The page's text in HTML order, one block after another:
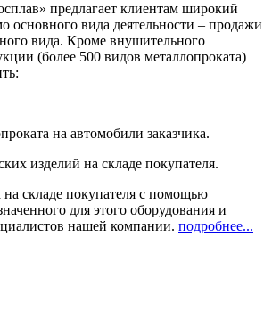
предлагает клиентам широкий
основного вида деятельности – продажи
вида. Кроме внушительного
(более 500 видов металлопроката)
на автомобили заказчика.
изделий на складе покупателя.
на складе покупателя с помощью
для этого оборудования и
нашей компании. подробнее...